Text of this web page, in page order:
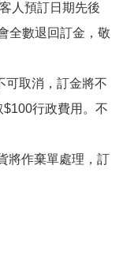
人預訂日期先後
全數退回訂金，敬
可取消，訂金將不
行政費用。不
將作棄單處理，訂